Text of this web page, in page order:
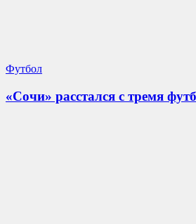
Футбол
«Сочи» расстался с тремя